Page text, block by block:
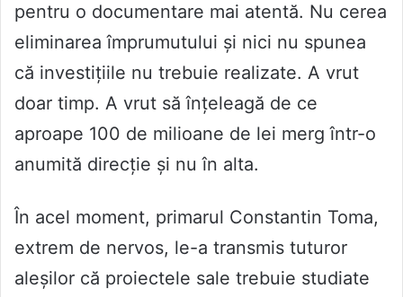
pentru o documentare mai atentă. Nu cerea
eliminarea împrumutului și nici nu spunea
că investițiile nu trebuie realizate. A vrut
doar timp. A vrut să înțeleagă de ce
aproape 100 de milioane de lei merg într-o
anumită direcție și nu în alta.
În acel moment, primarul Constantin Toma,
extrem de nervos, le-a transmis tuturor
aleșilor că proiectele sale trebuie studiate